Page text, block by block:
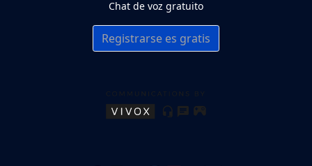
Chat de voz gratuito
Registrarse es gratis